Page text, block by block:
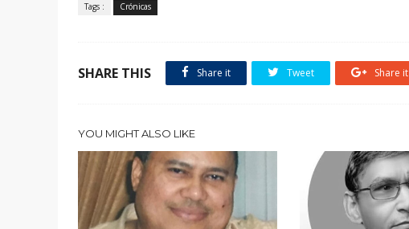
Tags : Crónicas
SHARE THIS Share it Tweet Share it
YOU MIGHT ALSO LIKE